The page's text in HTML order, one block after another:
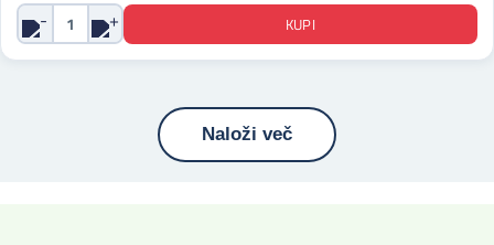
Naloži več